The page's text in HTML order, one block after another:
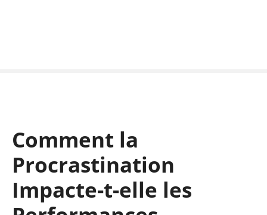
Comment la
Procrastination
Impacte-t-elle les